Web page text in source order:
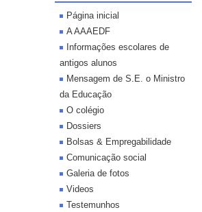
Página inicial
A AAAEDF
Informações escolares de
antigos alunos
Mensagem de S.E. o Ministro
da Educação
O colégio
Dossiers
Bolsas & Empregabilidade
Comunicação social
Galeria de fotos
Videos
Testemunhos